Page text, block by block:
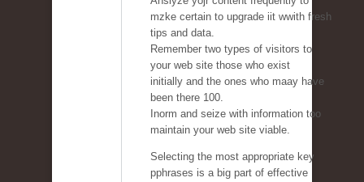
mzke certain to upgrade iit wwith fresh
tips and data.
Remember two types of visitors to
your web site those who exist
initially and the ones who maay have
been there 100.
Inorm and seize with information too
maintain your web site viable.
Selecting the most appropriate key
pphrases is a big part of effective